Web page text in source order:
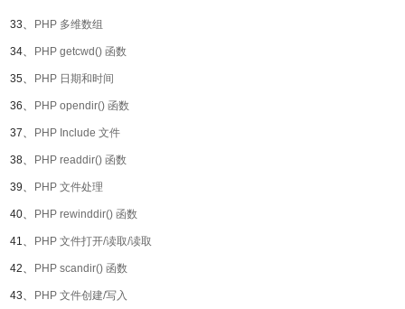
33、 PHP 多维数组
34、 PHP getcwd() 函数
35、 PHP 日期和时间
36、 PHP opendir() 函数
37、 PHP Include 文件
38、 PHP readdir() 函数
39、 PHP 文件处理
40、 PHP rewinddir() 函数
41、 PHP 文件打开/读取/读取
42、 PHP scandir() 函数
43、 PHP 文件创建/写入